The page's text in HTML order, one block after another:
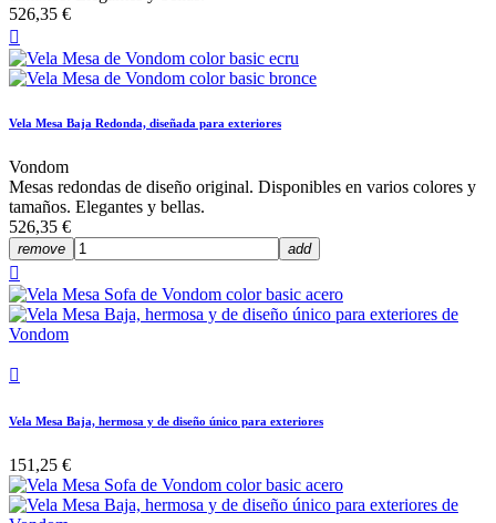
526,35 €

Vela Mesa Baja Redonda, diseñada para exteriores
Vondom
Mesas redondas de diseño original. Disponibles en varios colores y
tamaños. Elegantes y bellas.
526,35 €
remove add


Vela Mesa Baja, hermosa y de diseño único para exteriores
151,25 €